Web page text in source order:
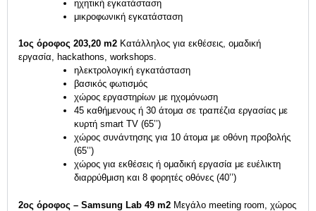
ηχητική εγκατάσταση
μικροφωνική εγκατάσταση
1ος όροφος 203,20 m2 Κατάλληλος για εκθέσεις, ομαδική
εργασία, hackathons, workshops.
ηλεκτρολογική εγκατάσταση
βασικός φωτισμός
χώρος εργαστηρίων με ηχομόνωση
45 καθήμενους ή 30 άτομα σε τραπέζια εργασίας με
κυρτή smart TV (65’’)
χώρος συνάντησης για 10 άτομα με οθόνη προβολής
(65’’)
χώρος για εκθέσεις ή ομαδική εργασία με ευέλικτη
διαρρύθμιση και 8 φορητές οθόνες (40’’)
2ος όροφος – Samsung Lab 49 m2 Μεγάλο meeting room, χώρος